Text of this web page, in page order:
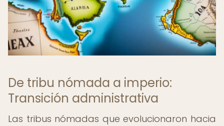
De tribu nómada a imperio:
Transición administrativa
Las tribus nómadas que evolucionaron hacia